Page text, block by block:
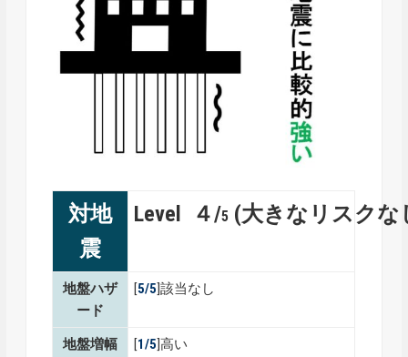
対地
震
Level ４/5 (大きなリスクな
地盤ハザ
ード
[5/5]該当なし
地盤増幅
[1/5]高い